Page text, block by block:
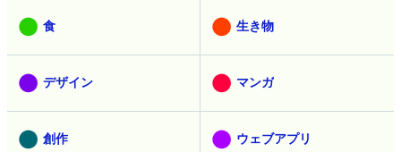
食 生き物
デザイン マンガ
創作 ウェブアプリ